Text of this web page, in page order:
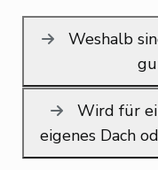
Weshalb
Wird für
eigenes Dach